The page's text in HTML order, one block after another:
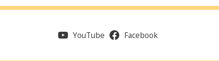
YouTube Facebook